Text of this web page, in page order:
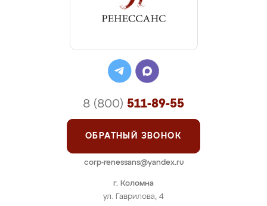
г. Коломна
ул. Гаврилова, 4
8 (800) 511-89-55
ОБРАТНЫЙ ЗВОНОК
corp-renessans@yandex.ru